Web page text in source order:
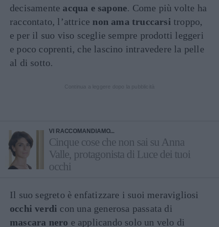
decisamente acqua e sapone. Come più volte ha
raccontato, l’attrice non ama truccarsi troppo,
e per il suo viso sceglie sempre prodotti leggeri
e poco coprenti, che lascino intravedere la pelle
al di sotto.
VI RACCOMANDIAMO...
Cinque cose che non sai su Anna
Valle, protagonista di Luce dei tuoi
occhi
Il suo segreto è enfatizzare i suoi meravigliosi
occhi verdi con una generosa passata di
mascara nero e applicando solo un velo di